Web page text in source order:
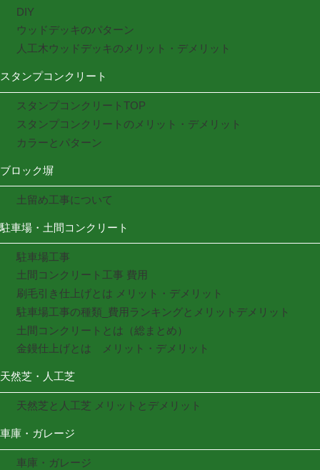
DIY
ウッドデッキのパターン
人工木ウッドデッキのメリット・デメリット
スタンプコンクリート
スタンプコンクリートTOP
スタンプコンクリートのメリット・デメリット
カラーとパターン
ブロック塀
土留め工事について
駐車場・土間コンクリート
駐車場工事
土間コンクリート工事 費用
刷毛引き仕上げとは メリット・デメリット
駐車場工事の種類_費用ランキングとメリットデメリット
土間コンクリートとは（総まとめ）
金鏝仕上げとは メリット・デメリット
天然芝・人工芝
天然芝と人工芝 メリットとデメリット
車庫・ガレージ
車庫・ガレージ